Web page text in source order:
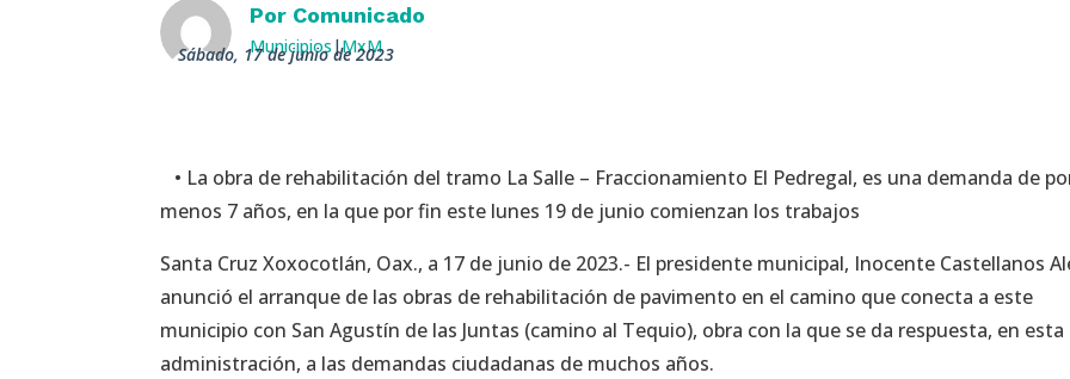
Por Comunicado
Municipios |MxM
sábado, 17 de junio de 2023
• La obra de rehabilitación del tramo La Salle – Fraccionamiento El Pedregal, es una demanda de
menos 7 años, en la que por fin este lunes 19 de junio comienzan los trabajos
Santa Cruz Xoxocotlán, Oax., a 17 de junio de 2023.- El presidente municipal, Inocente Castellanos
anunció el arranque de las obras de rehabilitación de pavimento en el camino que conecta a este
municipio con San Agustín de las Juntas (camino al Tequio), obra con la que se da respuesta, en esta
administración, a las demandas ciudadanas de muchos años.